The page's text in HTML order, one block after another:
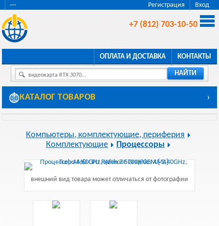
Регистрация Вход
···
+7 (812) 703-10-50
ОПЛАТА И ДОСТАВКА КОНТАКТЫ
видеокарта RTX 3070... НАЙТИ
КАТАЛОГ ТОВАРОВ ›
Компьютеры, комплектующие, периферия
Комплектующие
Процессоры
внешний вид товара может отличаться от фотографии